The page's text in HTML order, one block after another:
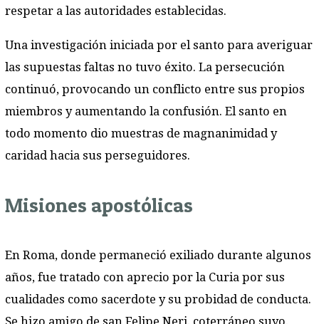
respetar a las autoridades establecidas.
Una investigación iniciada por el santo para averiguar
las supuestas faltas no tuvo éxito. La persecución
continuó, provocando un conflicto entre sus propios
miembros y aumentando la confusión. El santo en
todo momento dio muestras de magnanimidad y
caridad hacia sus perseguidores.
Misiones apostólicas
En Roma, donde permaneció exiliado durante algunos
años, fue tratado con aprecio por la Curia por sus
cualidades como sacerdote y su probidad de conducta.